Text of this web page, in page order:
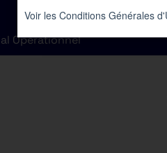
Opérationnel